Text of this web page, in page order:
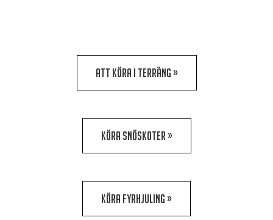
ATT KÖRA I TERRÄNG »
KÖRA SNÖSKOTER »
KÖRA FYRHJULING »